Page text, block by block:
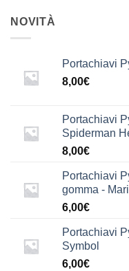
NOVITÀ
Portachiavi
8,00€
Portachiavi
Spiderman
8,00€
Portachiavi
gomma -
6,00€
Portachiavi
Symbol
6,00€